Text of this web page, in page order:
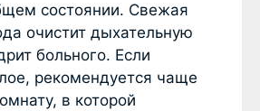
состоянии. Свежая
очистит дыхательную
больного. Если
рекомендуется чаще
в которой